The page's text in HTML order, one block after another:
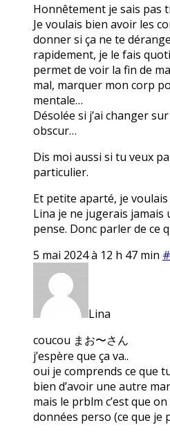
Honnêtement je sais pas
Je voulais bien avoir les
donner si ça ne te
rapidement, je le fais
permet de voir la fin de
mal, marquer mon corp
mentale…
Désolée si j’ai changer
obscur…
Dis moi aussi si tu veux
particulier.
Et petite aparté, je
Lina je ne jugerais jamais
pense. Donc parler de ce
5 mai 2024 à 12 h 47 min
Lina
coucou まお〜さん
j’espère que ça va..
oui je comprends ce que
bien d’avoir une autre
mais le prblm c’est que
données perso (ce que je